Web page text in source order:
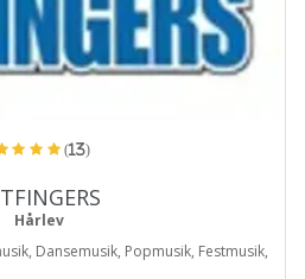
(13)
Hårlev
Dansemusik, Popmusik, Festmusik,